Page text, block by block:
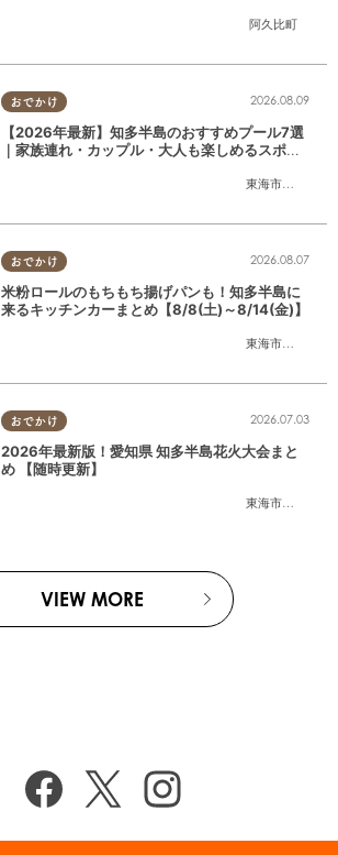
阿久比町
おでかけ
東海市
,大府市
2026.08.09
【2026年最新】知多半島のおすすめプール7選
｜家族連れ・カップル・大人も楽しめるスポッ
おでかけ
東海市
,大府市
2026.08.07
米粉ロールのもちもち揚げパンも！知多半島に
来るキッチンカーまとめ【8/8(土)～8/14(金)】
おでかけ
東海市
,大府市
2026.07.03
2026年最新版！愛知県 知多半島花火大会まと
め 【随時更新】
VIEW MORE